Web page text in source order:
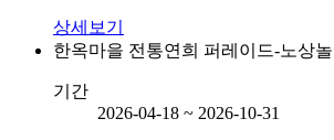
상세보기
한옥마을 전통연희 퍼레이드-노상
기간
2026-04-18 ~ 2026-10-31